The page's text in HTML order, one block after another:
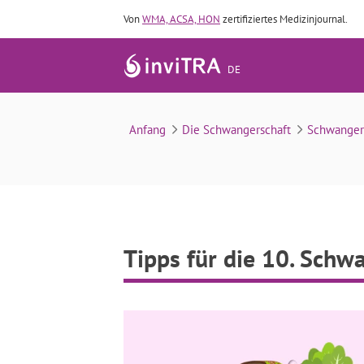
VonWMA, ACSA, HON zertifiziertes Medizinjournal.
DE
Anfang Die Schwangerschaft
Tipps für die 10.